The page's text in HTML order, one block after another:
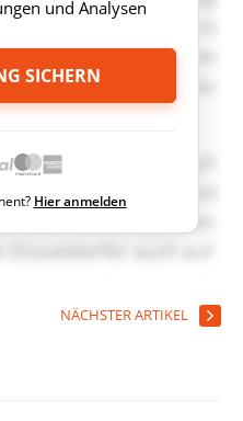
und Analysen
SICHERN
Hier anmelden
NÄCHSTER ARTIKEL